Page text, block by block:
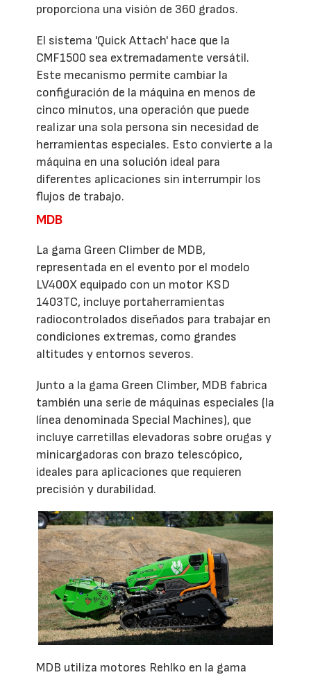
proporciona una visión de 360 grados.
El sistema 'Quick Attach' hace que la
CMF1500 sea extremadamente versátil.
Este mecanismo permite cambiar la
configuración de la máquina en menos de
cinco minutos, una operación que puede
realizar una sola persona sin necesidad de
herramientas especiales. Esto convierte a la
máquina en una solución ideal para
diferentes aplicaciones sin interrumpir los
flujos de trabajo.
MDB
La gama Green Climber de MDB,
representada en el evento por el modelo
LV400X equipado con un motor KSD
1403TC, incluye portaherramientas
radiocontrolados diseñados para trabajar en
condiciones extremas, como grandes
altitudes y entornos severos.
Junto a la gama Green Climber, MDB fabrica
también una serie de máquinas especiales (la
línea denominada Special Machines), que
incluye carretillas elevadoras sobre orugas y
minicargadoras con brazo telescópico,
ideales para aplicaciones que requieren
precisión y durabilidad.
MDB utiliza motores Rehlko en la gama